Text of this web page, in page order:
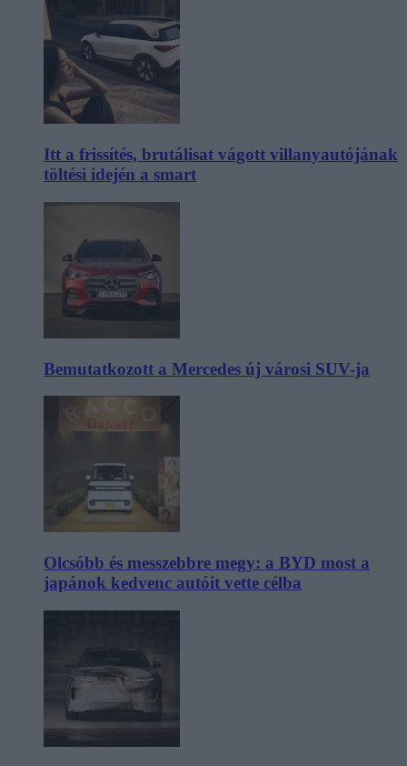
Itt a frissítés, brutálisat vágott villanyautójának
töltési idején a smart
Bemutatkozott a Mercedes új városi SUV-ja
Olcsóbb és messzebbre megy: a BYD most a
japánok kedvenc autóit vette célba